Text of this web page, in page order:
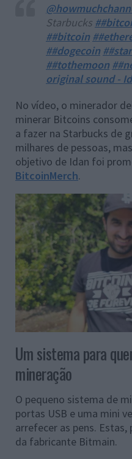
Starbucks
##bitcoin
##dogecoin
##tothemoon
original sound -
No vídeo, o minerador
minerar Bitcoins
a fazer na Starbucks de
milhares de pessoas,
objetivo de Idan foi
BitcoinMerch.
Um sistema para
mineração
O pequeno sistema de
portas USB e uma mini
arrefecer as pens. Estas,
da fabricante Bitmain.